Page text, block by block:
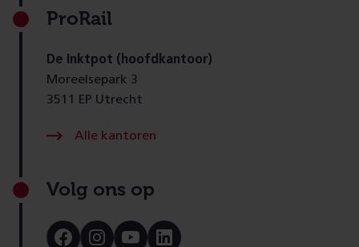
ProRail
De Inktpot (hoofdkantoor)
Moreelsepark 3
3511 EP Utrecht
Alle kantoren
Volg ons op
BezoekBezoekBezoekBezoek